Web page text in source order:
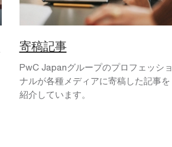
寄稿記事
PwC Japanグループのプロフェッショ
ナルが各種メディアに寄稿した記事を
紹介しています。